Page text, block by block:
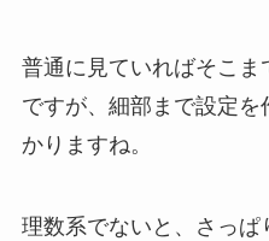
普通に見ていればそこ
ですが、細部まで設定
かりますね。
理数系でないと、さっぱ